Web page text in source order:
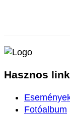
Hasznos
Fotóalbum